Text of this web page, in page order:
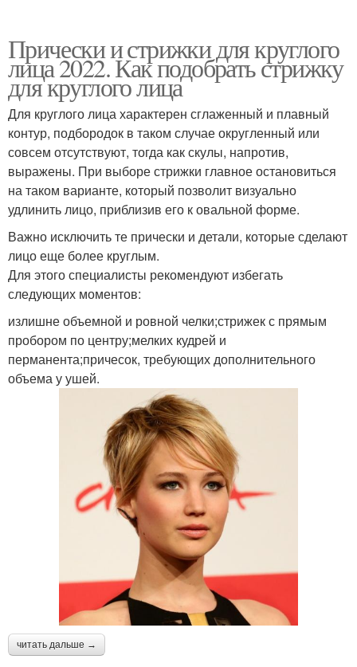
Прически и стрижки для круглого
лица 2022. Как подобрать стрижку
для круглого лица
Для круглого лица характерен сглаженный и плавный
контур, подбородок в таком случае округленный или
совсем отсутствуют, тогда как скулы, напротив,
выражены. При выборе стрижки главное остановиться
на таком варианте, который позволит визуально
удлинить лицо, приблизив его к овальной форме.
Важно исключить те прически и детали, которые сделают
лицо еще более круглым.
Для этого специалисты рекомендуют избегать
следующих моментов:
излишне объемной и ровной челки;стрижек с прямым
пробором по центру;мелких кудрей и
перманента;причесок, требующих дополнительного
объема у ушей.
читать дальше →